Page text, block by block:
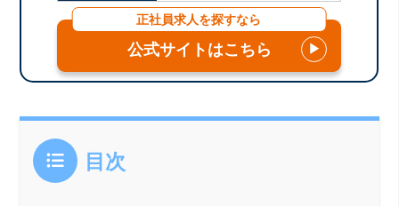
正社員求人を探すなら
公式サイトはこちら ▶
目次